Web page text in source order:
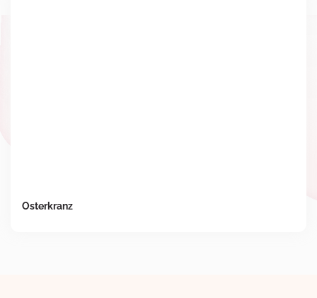
Osterkranz